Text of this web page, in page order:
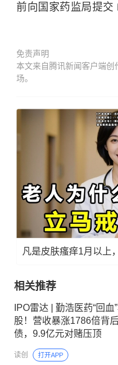
前向国家药监局提交
免责声明
本文来自腾讯新闻客户端
场。
相关推荐
IPO雷达 | 勤浩医药“回血
股！营收暴涨1786倍背
债，9.9亿元对赌压顶
读创 打开APP